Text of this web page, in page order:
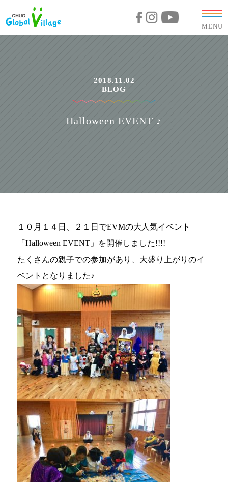
MENU
2018.11.02
BLOG
Halloween EVENT ♪
１０月１４日、２１日でEVMの大人気イベント
「Halloween EVENT」を開催しました!!!!
たくさんの親子での参加があり、大盛り上がりのイ
ベントとなりました♪